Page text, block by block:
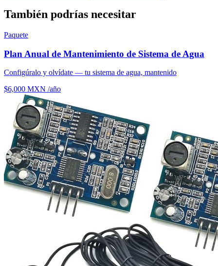
También podrías necesitar
Paquete
Plan Anual de Mantenimiento de Sistema de Agua
Configúralo y olvídate — tu sistema de agua, mantenido
$6,000 MXN /año